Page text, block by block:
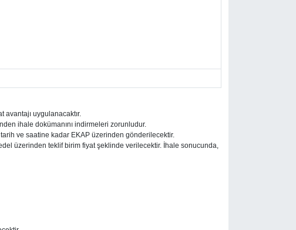
avantajı uygulanacaktır.
ihale dokümanını indirmeleri zorunludur.
ve saatine kadar EKAP üzerinden gönderilecektir.
üzerinden teklif birim fiyat şeklinde verilecektir. İhale sonucunda,